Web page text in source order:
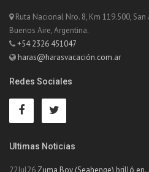
Ruta Nacional Nro. 8, Km 119.500,
Buenos Aire, Argentina.
+54 2326 451047
haras@harasvacación.com.ar
Redes Sociales
Ultimas Noticias
22Jul26 Zuma Boy (Seahenge) brilló